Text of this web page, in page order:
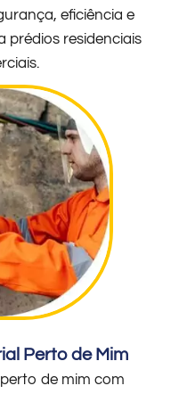
eficiência e
prédios residenciais
Perto de Mim
de mim com